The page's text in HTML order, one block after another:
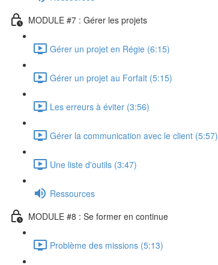
MODULE #7 : Gérer les projets
Gérer un projet en Régie (6:15)
Gérer un projet au Forfait (5:15)
Les erreurs à éviter (3:56)
Gérer la communication avec le client (5:57)
Une liste d'outils (3:47)
Ressources
MODULE #8 : Se former en continue
Problème des missions (5:13)